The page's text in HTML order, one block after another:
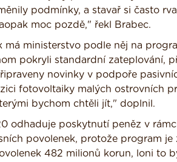
podmínky, a stavař si často
moc pozdě," řekl Brabec.
má ministerstvo podle něj na
pokryli standardní zateplování,
novinky v podpoře
fotovoltaiky malých ostrovních
bychom chtěli jít," doplnil.
odhaduje poskytnutí peněz v
povolenek, protože program je
482 milionů korun, loni to